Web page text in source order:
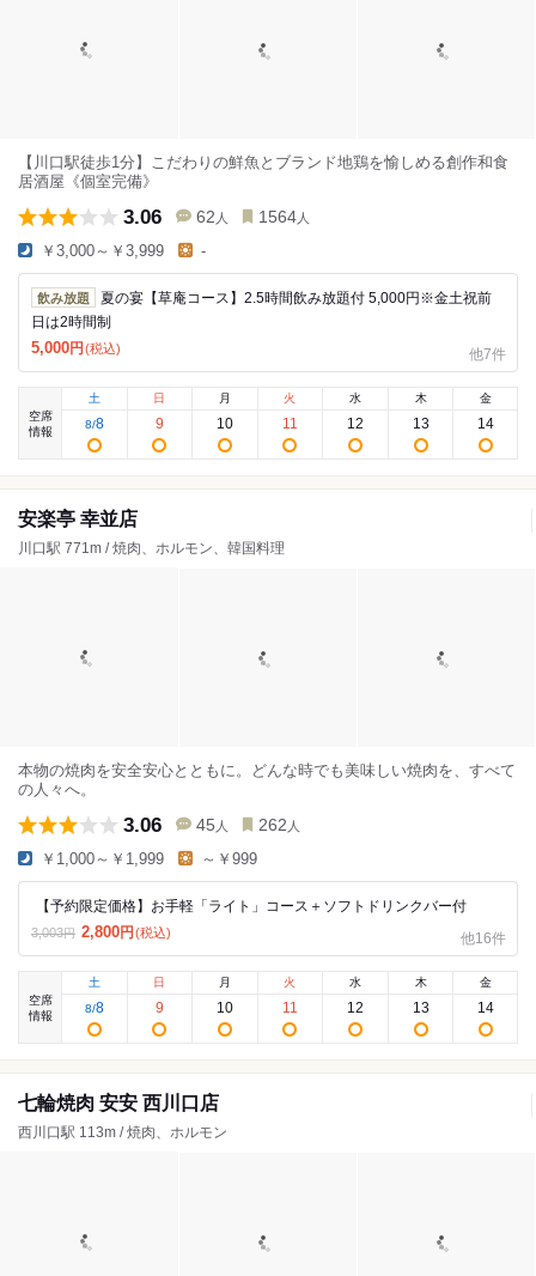
【川口駅徒歩1分】こだわりの鮮魚とブランド地鶏を愉しめる創作和食
居酒屋《個室完備》
3.06 62 人 1564 人
￥3,000～￥3,999 -
飲み放題
夏の宴【草庵コース】2.5時間飲み放題付 5,000円※金土祝前
日は2時間制
5,000円 (税込) 他7件
空席
情報
土
8/8
日
9
月
10
火
11
水
12
木
13
金
14
安楽亭 幸並店
川口駅 771m / 焼肉、ホルモン、韓国料理
本物の焼肉を安全安心とともに。どんな時でも美味しい焼肉を、すべて
の人々へ。
3.06 45 人 262 人
￥1,000～￥1,999 ～￥999
【予約限定価格】お手軽「ライト」コース＋ソフトドリンクバー付
3,003円 2,800円 (税込) 他16件
空席
情報
土
8/8
日
9
月
10
火
11
水
12
木
13
金
14
七輪焼肉 安安 西川口店
西川口駅 113m / 焼肉、ホルモン